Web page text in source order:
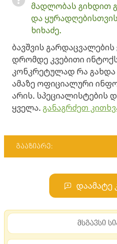
მადლობას გიხდით
და
ხიხაძე.
ბავშვის
დრომდე კვებითი
კონკრეტულად რა გახდა
ამაზე ოფიციალური
არის. სპეციალისტების
ყველა.განაგრძეთ
გააზიარე:
დაამატე
მსგავსი